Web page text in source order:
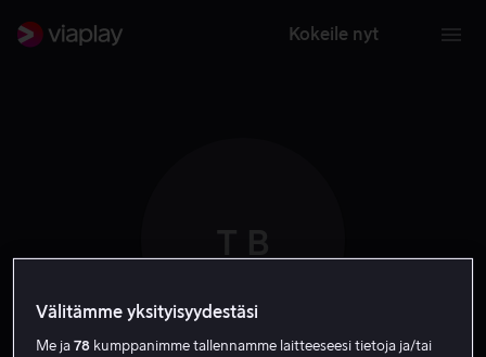
Kokeile nyt
T B
Välitämme yksityisyydestäsi
Me ja78 kumppanimme tallennamme laitteeseesi tietoja ja/tai